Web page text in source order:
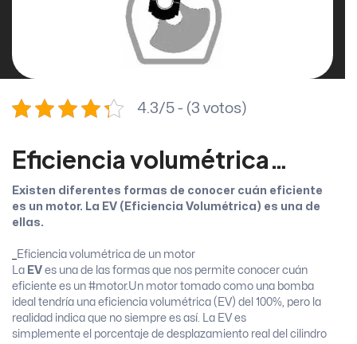
4.3/5 - (3 votos)
Eficiencia volumétrica…
Existen diferentes formas de conocer cuán eficiente
es un motor. La EV (Eficiencia Volumétrica) es una de
ellas.
Eficiencia volumétrica de un motor
La EV es una de las formas que nos permite conocer cuán
eficiente es un #motor.Un motor tomado como una bomba
ideal tendría una eficiencia volumétrica (EV) del 100%, pero la
realidad indica que no siempre es así. La EV es
simplemente el porcentaje de desplazamiento real del cilindro